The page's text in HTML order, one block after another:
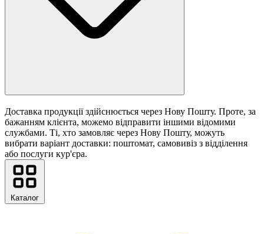
Доставка продукції здійснюється через Нову Пошту. Проте, за
бажанням клієнта, можемо відправити іншими відомими
службами. Ті, хто замовляє через Нову Пошту, можуть
вибрати варіант доставки: поштомат, самовивіз з відділення
або послуги кур'єра.
Каталог